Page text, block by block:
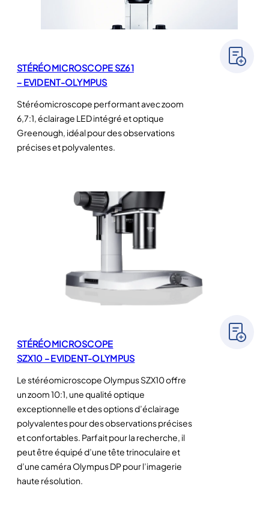
STÉRÉOMICROSCOPE SZ61
– EVIDENT-OLYMPUS
Stéréomicroscope performant avec zoom
6,7:1, éclairage LED intégré et optique
Greenough, idéal pour des observations
précises et polyvalentes.
STÉRÉOMICROSCOPE
SZX10 – EVIDENT-OLYMPUS
Le stéréomicroscope Olympus SZX10 offre
un zoom 10:1, une qualité optique
exceptionnelle et des options d’éclairage
polyvalentes pour des observations précises
et confortables. Parfait pour la recherche, il
peut être équipé d’une tête trinoculaire et
d’une caméra Olympus DP pour l’imagerie
haute résolution.